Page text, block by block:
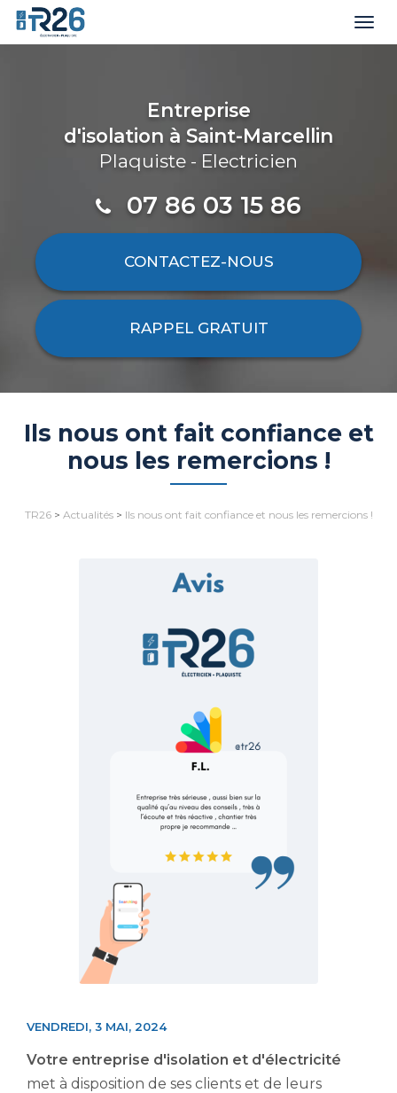
Entreprise
d'isolation à Saint-Marcellin
Plaquiste - Electricien
07 86 03 15 86
CONTACTEZ-NOUS
RAPPEL GRATUIT
Ils nous ont fait confiance et
nous les remercions !
TR26> Actualités> Ils nous ont fait confiance et nous les remercions !
VENDREDI, 3 MAI, 2024
Votre entreprise d'isolation et d'électricité
met à disposition de ses clients et de leurs